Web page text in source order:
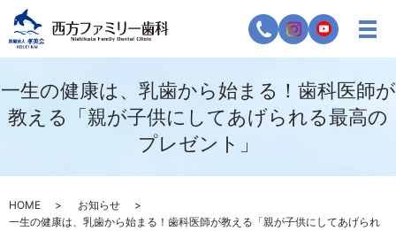
一生の健康は、乳歯から始まる！歯科医師が
教える「親が子供にしてあげられる最高の
プレゼント」
HOME
お知らせ
一生の健康は、乳歯から始まる！歯科医師が教える「親が子供にしてあげられ